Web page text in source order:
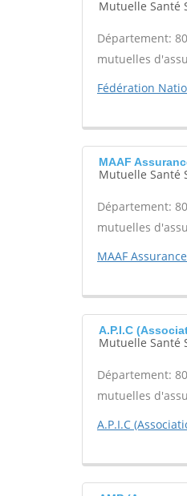
Mutuelle Santé
Département: 80
mutuelles
Fédération
MAAF
Mutuelle Santé
Département: 80
mutuelles
MAAF
A.P.I.C
Mutuelle Santé
Département: 80
mutuelles
A.P.I.C